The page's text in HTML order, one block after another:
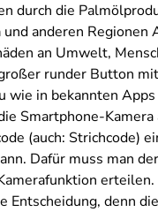
durch die
anderen Regionen
an Umwelt,
runder Button
wie in bekannten
Smartphone-Kamera
(auch: Strichcode)
Dafür muss man
erteilen.
Entscheidung, denn